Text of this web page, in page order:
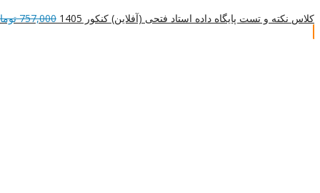
کلاس نکته و تست پایگاه داده استاد فتحی (آفلاین) کنکور 1405 757,000